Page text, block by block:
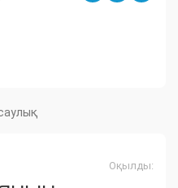
Оқылды: